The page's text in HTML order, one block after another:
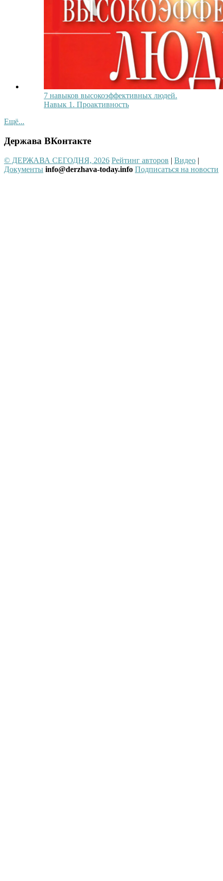
7 навыков высокоэффективных людей.
Навык 1. Проактивность
Ещё...
Держава ВКонтакте
© ДЕРЖАВА СЕГОДНЯ, 2026 Рейтинг авторов | Видео |
Документы info@derzhava-today.info Подписаться на новости